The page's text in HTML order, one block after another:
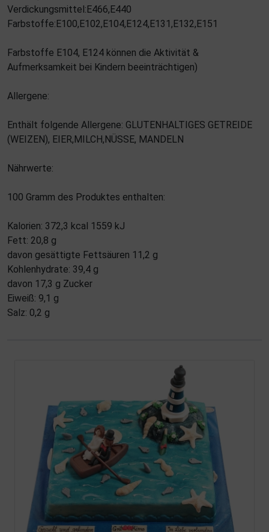
Verdickungsmittel:E466,E440
Farbstoffe:E100,E102,E104,E124,E131,E132,E151
Farbstoffe E104, E124 können die Aktivität &
Aufmerksamkeit bei Kindern beeinträchtigen)
Allergene:
Enthält folgende Allergene: GLUTENHALTIGES GETREIDE
(WEIZEN), EIER,MILCH,NÜSSE, MANDELN
Nährwerte:
100 Gramm des Produktes enthalten:
Kalorien: 372,3 kcal 1559 kJ
Fett: 20,8 g
davon gesättigte Fettsäuren 11,2 g
Kohlenhydrate: 39,4 g
davon 17,3 g Zucker
Eiweiß: 9,1 g
Salz: 0,2 g